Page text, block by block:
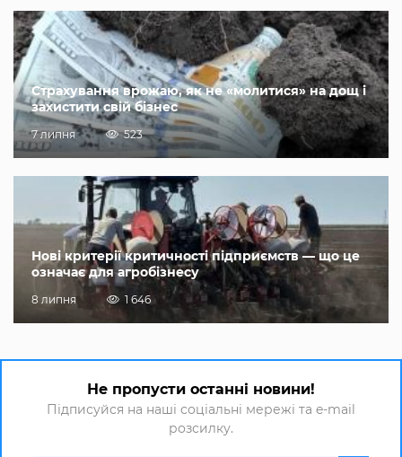
Страхування врожаю, як не «молитися» на дощ і
захистити свій бізнес
7 липня 523
Нові критерії критичності підприємств — що це
означає для агробізнесу
8 липня 1 646
Не пропусти останні новини!
Підписуйся на наші соціальні мережі та e-mail
розсилку.